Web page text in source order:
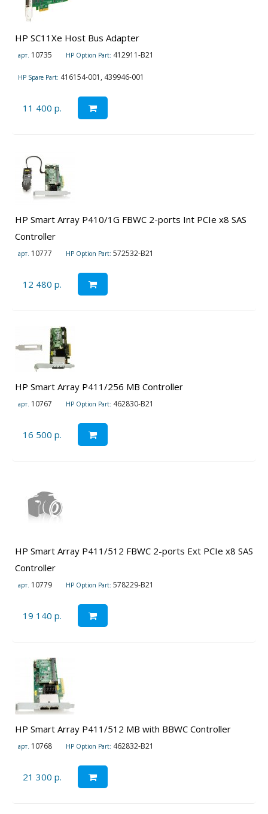
HP SC11Xe Host Bus Adapter
арт. 10735 HP Option Part: 412911-B21
HP Spare Part: 416154-001, 439946-001
11 400 р.
HP Smart Array P410/1G FBWC 2-ports Int PCIe x8 SAS
Controller
арт. 10777 HP Option Part: 572532-B21
12 480 р.
HP Smart Array P411/256 MB Controller
арт. 10767 HP Option Part: 462830-B21
16 500 р.
HP Smart Array P411/512 FBWC 2-ports Ext PCIe x8 SAS
Controller
арт. 10779 HP Option Part: 578229-B21
19 140 р.
HP Smart Array P411/512 MB with BBWC Controller
арт. 10768 HP Option Part: 462832-B21
21 300 р.